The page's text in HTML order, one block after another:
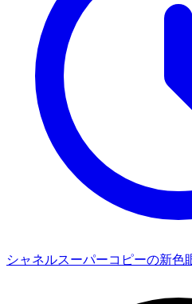
シャネルスーパーコピーの新色